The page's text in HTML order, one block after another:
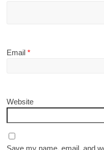
Email*
Website